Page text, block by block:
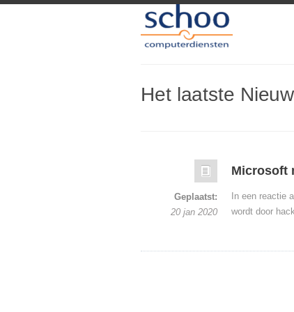
Het laatste
Microsoft
In een reactie
wordt door
Geplaatst:
20 jan 2020